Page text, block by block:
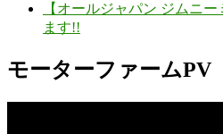
【オールジャパン ジムニ
ます!!
モーターファームPV